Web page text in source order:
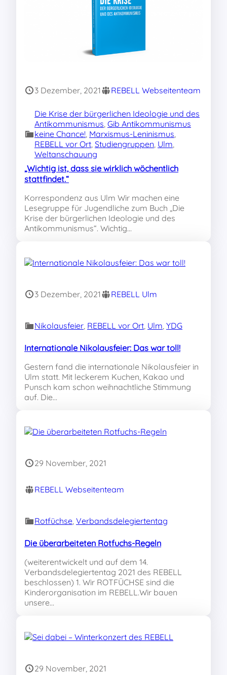
3 Dezember, 2021 REBELL Webseitenteam
Die Krise der bürgerlichen Ideologie und des
Antikommunismus, Gib Antikommunismus
keine Chance!, Marxismus-Leninismus
REBELL vor Ort, Studiengruppen, Ulm
Weltanschauung
„Wichtig ist, dass sie wirklich wöchentlich
stattfindet.“
Korrespondenz aus Ulm Wir machen eine
Lesegruppe für Jugendliche zum Buch „Die
Krise der bürgerlichen Ideologie und des
Antikommunismus“. Wichtig…
3 Dezember, 2021 REBELL Ulm
Nikolausfeier, REBELL vor Ort, Ulm, YDG
Internationale Nikolausfeier: Das war toll!
Gestern fand die internationale Nikolausfeier in
Ulm statt. Mit leckerem Kuchen, Kakao und
Punsch kam schon weihnachtliche Stimmung
auf. Die…
29 November, 2021
REBELL Webseitenteam
Rotfüchse, Verbandsdelegiertentag
Die überarbeiteten Rotfuchs-Regeln
(weiterentwickelt und auf dem 14.
Verbandsdelegiertentag 2021 des REBELL
beschlossen) 1. Wir ROTFÜCHSE sind die
Kinderorganisation im REBELL.Wir bauen
unsere…
29 November, 2021